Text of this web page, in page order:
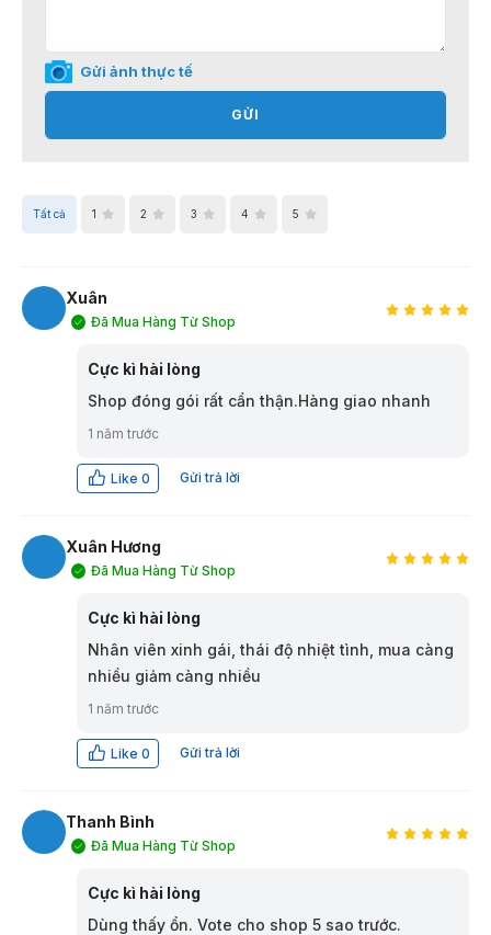
Gửi ảnh thực tế
GỬI
Tất cả 1 2 3 4 5
Xuân
Đã Mua Hàng Từ Shop
Cực kì hài lòng
Shop đóng gói rất cẩn thận.Hàng giao nhanh
1 năm trước
Like 0 Gửi trả lời
Xuân Hương
Đã Mua Hàng Từ Shop
Cực kì hài lòng
Nhân viên xinh gái, thái độ nhiệt tình, mua càng
nhiều giảm càng nhiều
1 năm trước
Like 0 Gửi trả lời
Thanh Bình
Đã Mua Hàng Từ Shop
Cực kì hài lòng
Dùng thấy ổn. Vote cho shop 5 sao trước.